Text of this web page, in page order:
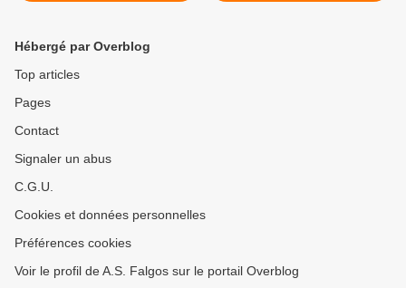
Hébergé par Overblog
Top articles
Pages
Contact
Signaler un abus
C.G.U.
Cookies et données personnelles
Préférences cookies
Voir le profil de A.S. Falgos sur le portail Overblog